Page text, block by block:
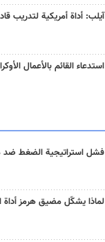
آيلب: أداة أمريكية لتدريب
استدعاء القائم بالأعمال
فشل استراتيجية الضغط ضد
لماذا يشكّل مضيق هرمز أداة